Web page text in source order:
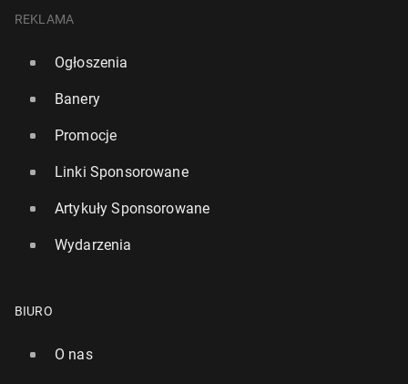
REKLAMA
Ogłoszenia
Banery
Promocje
Linki Sponsorowane
Artykuły Sponsorowane
Wydarzenia
BIURO
O nas